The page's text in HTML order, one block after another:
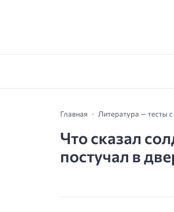
Главная Литература — тесты
Что сказал
постучал в